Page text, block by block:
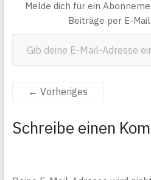
Melde dich für ein
Beiträge per E-
← Vorheriges
Schreibe einen